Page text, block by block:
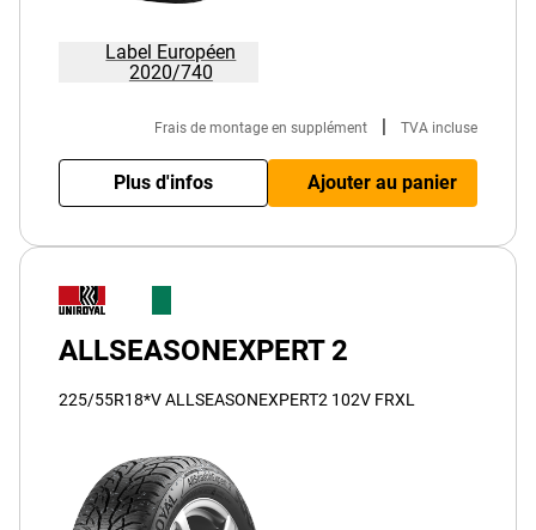
Label Européen
2020/740
Frais de montage en supplément | TVA incluse
Plus d'infos Ajouter au panier
ALLSEASONEXPERT 2
225/55R18*V ALLSEASONEXPERT2 102V FRXL